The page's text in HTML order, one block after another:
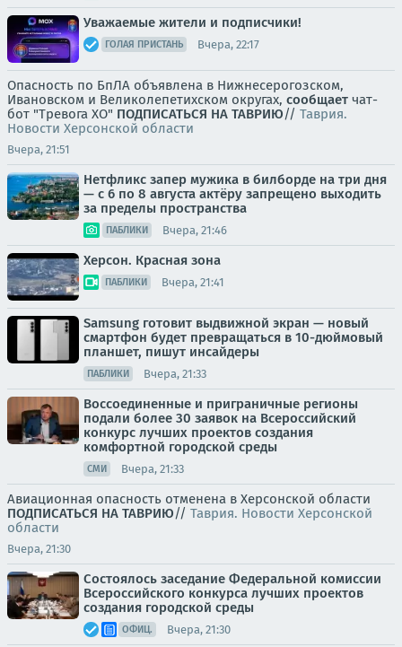
Уважаемые жители и подписчики!
ГОЛАЯ ПРИСТАНЬ Вчера, 22:17
Опасность по БпЛА объявлена в Нижнесерогозском,
Ивановском и Великолепетихском округах, сообщает чат-
бот "Тревога ХО" ПОДПИСАТЬСЯ НА ТАВРИЮ// Таврия.
Новости Херсонской области
Вчера, 21:51
Нетфликс запер мужика в билборде на три дня
— с 6 по 8 августа актёру запрещено выходить
за пределы пространства
ПАБЛИКИ Вчера, 21:46
Херсон. Красная зона
ПАБЛИКИ Вчера, 21:41
Samsung готовит выдвижной экран — новый
смартфон будет превращаться в 10-дюймовый
планшет, пишут инсайдеры
ПАБЛИКИ Вчера, 21:33
Воссоединенные и приграничные регионы
подали более 30 заявок на Всероссийский
конкурс лучших проектов создания
комфортной городской среды
СМИ Вчера, 21:33
Авиационная опасность отменена в Херсонской области
ПОДПИСАТЬСЯ НА ТАВРИЮ// Таврия. Новости Херсонской
области
Вчера, 21:30
Состоялось заседание Федеральной комиссии
Всероссийского конкурса лучших проектов
создания городской среды
ОФИЦ. Вчера, 21:30